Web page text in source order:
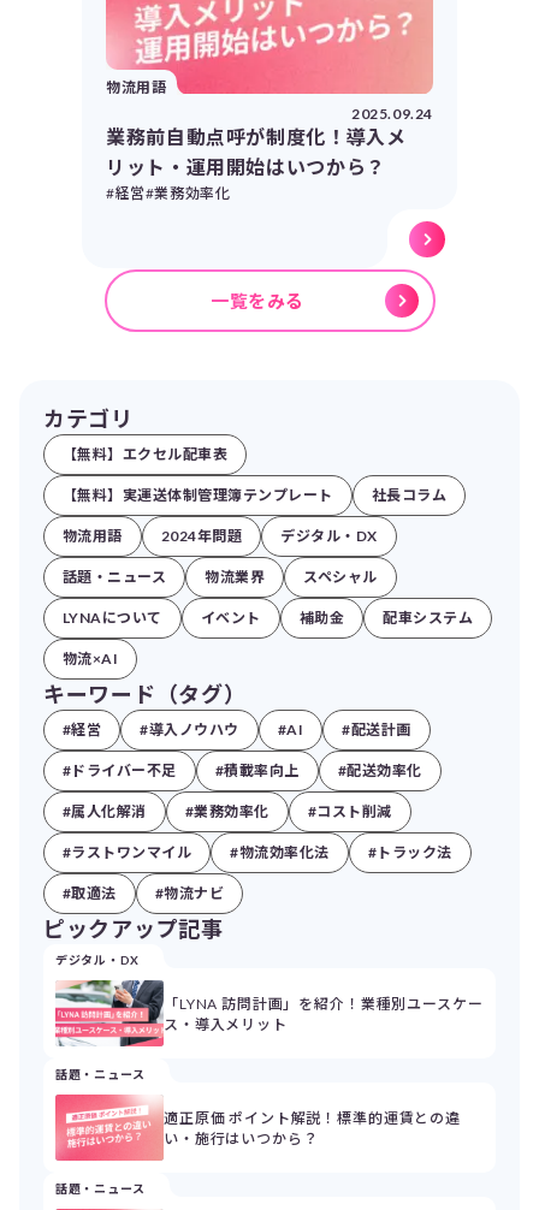
物流用語
2025.09.24
業務前自動点呼が制度化！導入メ
リット・運用開始はいつから？
#経営#業務効率化
一覧をみる
カテゴリ
【無料】エクセル配車表
【無料】実運送体制管理簿テンプレート 社長コラム
物流用語 2024年問題 デジタル・DX
話題・ニュース 物流業界 スペシャル
LYNAについて イベント 補助金 配車システム
物流×AI
キーワード（タグ）
#経営 #導入ノウハウ #AI #配送計画
#ドライバー不足 #積載率向上 #配送効率化
#属人化解消 #業務効率化 #コスト削減
#ラストワンマイル #物流効率化法 #トラック法
#取適法 #物流ナビ
ピックアップ記事
デジタル・DX
「LYNA 訪問計画」を紹介！業種別ユースケー
ス・導入メリット
話題・ニュース
適正原価 ポイント解説！標準的運賃との違
い・施行はいつから？
話題・ニュース